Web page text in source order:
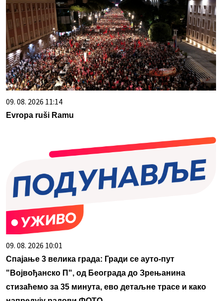
09. 08. 2026 11:14
Evropa ruši Ramu
09. 08. 2026 10:01
Спајање 3 велика града: Гради се ауто-пут
"Војвођанско П", од Београда до Зрењанина
стизаћемо за 35 минута, ево детаљне трасе и како